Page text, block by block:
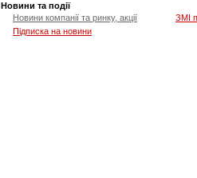
Новини та події
Новини компанії та ринку, акції
ЗМІ
Підписка на новини